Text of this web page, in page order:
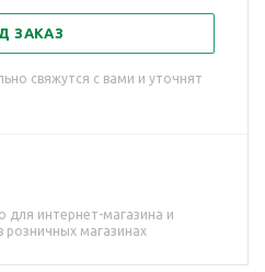
ЗАКАЗ
свяжутся с вами и уточнят
для интернет-магазина и
розничных магазинах